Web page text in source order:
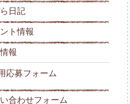
日記
ト情報
報
応募フォーム
合わせフォーム